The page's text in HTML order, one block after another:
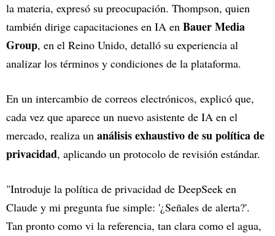
la materia, expresó su preocupación. Thompson, quien
también dirige capacitaciones en IA en Bauer Media
Group, en el Reino Unido, detalló su experiencia al
analizar los términos y condiciones de la plataforma.
En un intercambio de correos electrónicos, explicó que,
cada vez que aparece un nuevo asistente de IA en el
mercado, realiza un análisis exhaustivo de su política de
privacidad, aplicando un protocolo de revisión estándar.
"Introduje la política de privacidad de DeepSeek en
Claude y mi pregunta fue simple: '¿Señales de alerta?'.
Tan pronto como vi la referencia, tan clara como el agua,